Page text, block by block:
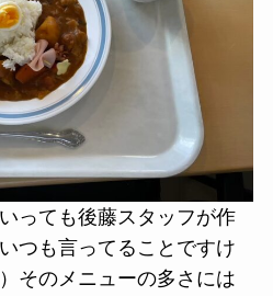
っても後藤スタッフが作
つも言ってることですけ
そのメニューの多さには